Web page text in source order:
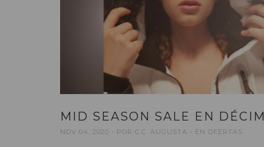
MID SEASON SALE EN
NOV 04, 2020 POR C.C. AUGUSTA EN OFERTAS